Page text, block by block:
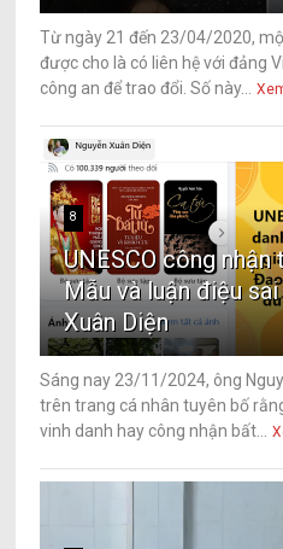
Từ ngày 21 đến 23/04/2020,
được cho là có liên hệ với đảng
công an để trao đổi. Số này...
8
UNESCO công
Mẫu và luận điệu
Xuân Diện
Sáng nay 23/11/2024, ông
trên trang cá nhân tuyên bố
vinh danh hay công nhận bất...